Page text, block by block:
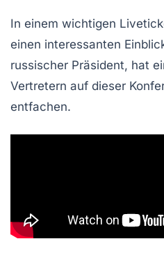
In einem wichtigen
einen interessanten
russischer Präsident, hat
Vertretern auf dieser
entfachen.